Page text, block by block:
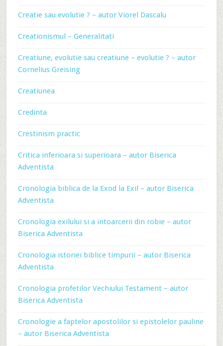
Creatie sau evolutie ? – autor Viorel Dascalu
Creationismul – Generalitati
Creatiune, evolutie sau creatiune – evolutie ? – autor
Cornelius Greising
Creatiunea
Credinta
Crestinism practic
Critica inferioara si superioara – autor Biserica
Adventista
Cronologia biblica de la Exod la Exil – autor Biserica
Adventista
Cronologia exilului si a intoarcerii din robie – autor
Biserica Adventista
Cronologia istoriei biblice timpurii – autor Biserica
Adventista
Cronologia profetilor Vechiului Testament – autor
Biserica Adventista
Cronologie a faptelor apostolilor si epistolelor pauline
– autor Biserica Adventista